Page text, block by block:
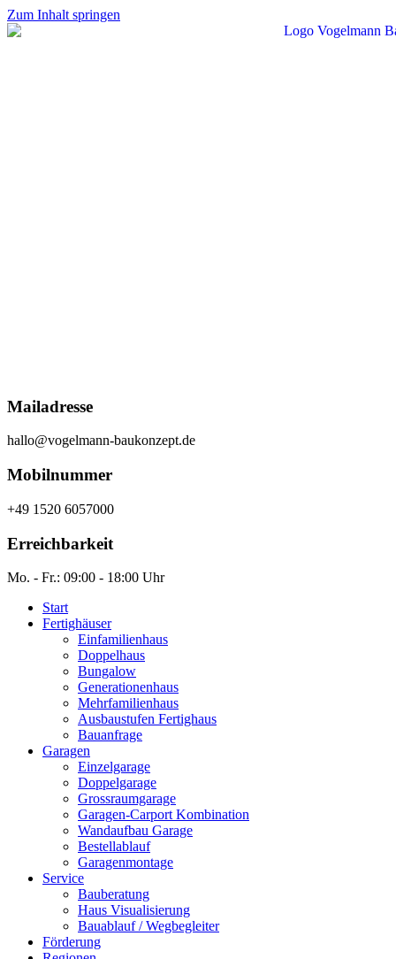
Zum Inhalt springen
Mailadresse
hallo@vogelmann-baukonzept.de
Mobilnummer
+49 1520 6057000
Erreichbarkeit
Mo. - Fr.: 09:00 - 18:00 Uhr
Start
Fertighäuser
Einfamilienhaus
Doppelhaus
Bungalow
Generationenhaus
Mehrfamilienhaus
Ausbaustufen Fertighaus
Bauanfrage
Garagen
Einzelgarage
Doppelgarage
Grossraumgarage
Garagen-Carport Kombination
Wandaufbau Garage
Bestellablauf
Garagenmontage
Service
Bauberatung
Haus Visualisierung
Bauablauf / Wegbegleiter
Förderung